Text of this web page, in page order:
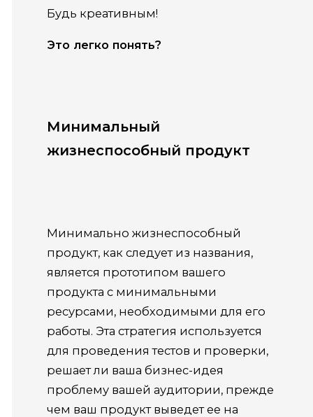
Будь креативным!
Это легко понять?
Минимальный
жизнеспособный продукт
Минимально жизнеспособный
продукт, как следует из названия,
является прототипом вашего
продукта с минимальными
ресурсами, необходимыми для его
работы. Эта стратегия используется
для проведения тестов и проверки,
решает ли ваша бизнес-идея
проблему вашей аудитории, прежде
чем ваш продукт выведет ее на